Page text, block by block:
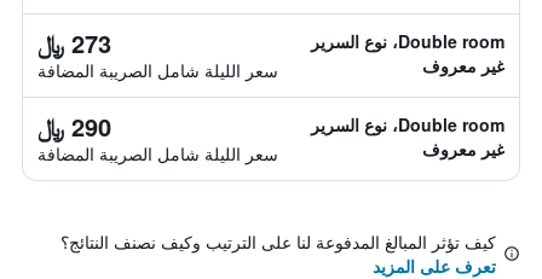
Double room، نوع السرير
غير معروف
273 ﷼
سعر الليلة شامل الصريبة المضافة
Double room، نوع السرير
غير معروف
290 ﷼
سعر الليلة شامل الصريبة المضافة
كيف تؤثر المبالغ المدفوعة لنا على الترتيب وكيف نصنف النتائج؟
تعرف على المزيد